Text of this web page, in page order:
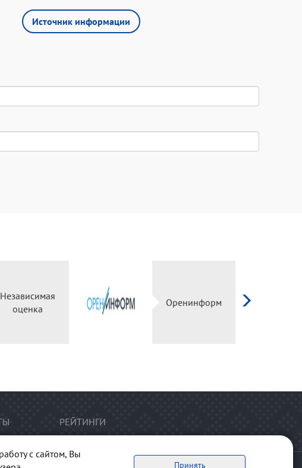
Источник информации
Оренбург
оценка
с сайтом, Вы
Принять
РЕЙТИНГИ